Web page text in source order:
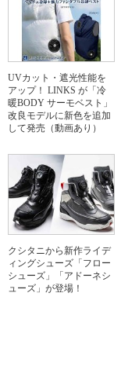
UVカット・遮光性能を
アップ！ LINKS が「冷
暖BODY サーモベスト」
改良モデルに新色を追加
して発売（動画あり）
クシタニから新作ライデ
ィングシューズ「フロー
シューズ」「アドーネシ
ューズ」が登場！